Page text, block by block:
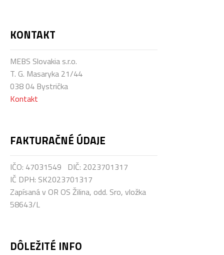
KONTAKT
MEBS Slovakia s.r.o.
T. G. Masaryka 21/44
038 04 Bystrička
Kontakt
FAKTURAČNÉ ÚDAJE
IČO: 47031549 DIČ: 2023701317
IČ DPH: SK2023701317
Zapísaná v OR OS Žilina, odd. Sro, vložka
58643/L
DÔLEŽITÉ INFO